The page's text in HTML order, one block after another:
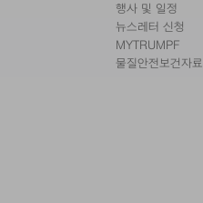
행사 및 일정
뉴스레터 신청
MYTRUMPF
물질안전보건자료